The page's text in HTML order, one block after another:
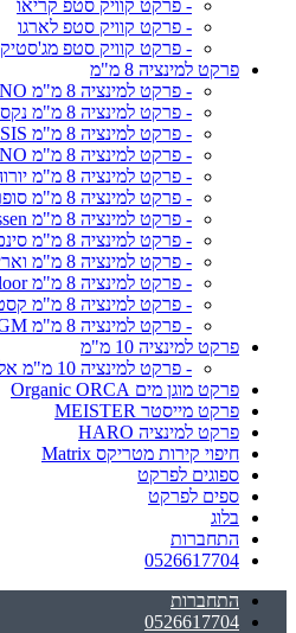
- פרקט קוויק סטפ קריאו
- פרקט קוויק סטפ לארגו
- פרקט קוויק סטפ מג'סטיק
פרקט למינציה 8 מ"מ
- פרקט למינציה 8 מ"מ SWISS KRONO
- פרקט למינציה 8 מ"מ נקסט סטפ
- פרקט למינציה 8 מ"מ GENESIS
- פרקט למינציה 8 מ"מ SWISS KRONO רחב
- פרקט למינציה 8 מ"מ יורוהום
- פרקט למינציה 8 מ"מ סופר נטורל
- פרקט למינציה 8 מ"מ Classen
- פרקט למינציה 8 מ"מ סינכרום
- פרקט למינציה 8 מ"מ ואריו
- פרקט למינציה 8 מ"מ art floor
- פרקט למינציה 8 מ"מ קסטלו
- פרקט למינציה 8 מ"מ MGM
פרקט למינציה 10 מ"מ
- פרקט למינציה 10 מ"מ אלטיטיוד פלוס
פרקט מוגן מים Organic ORCA
פרקט מייסטר MEISTER
פרקט למינציה HARO
חיפוי קירות מטריקס Matrix
ספוגים לפרקט
ספים לפרקט
בלוג
התחברות
0526617704
התחברות
0526617704